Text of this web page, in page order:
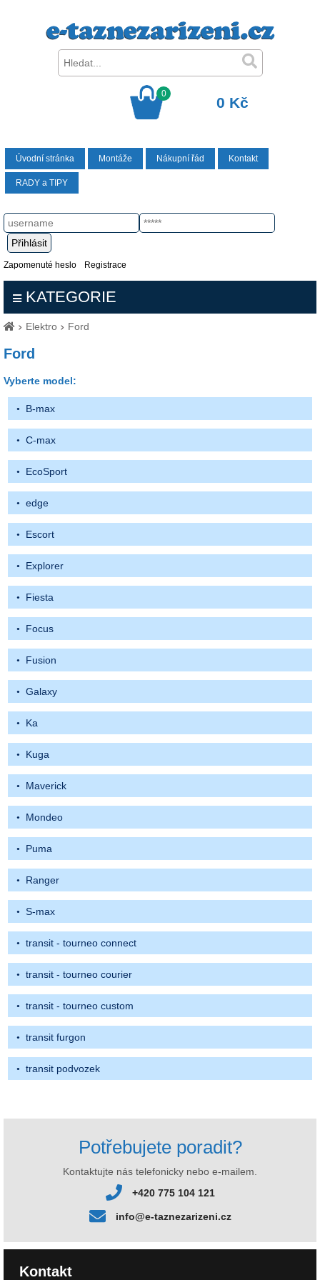
0
0 Kč
Úvodní stránka Montáže Nákupní řád Kontakt
RADY a TIPY
Zapomenuté heslo Registrace
KATEGORIE
Elektro Ford
Ford
Vyberte model:
B-max
C-max
EcoSport
edge
Escort
Explorer
Fiesta
Focus
Fusion
Galaxy
Ka
Kuga
Maverick
Mondeo
Puma
Ranger
S-max
transit - tourneo connect
transit - tourneo courier
transit - tourneo custom
transit furgon
transit podvozek
Potřebujete poradit?
Kontaktujte nás telefonicky nebo e-mailem.
+420 775 104 121
info@e-taznezarizeni.cz
Kontakt